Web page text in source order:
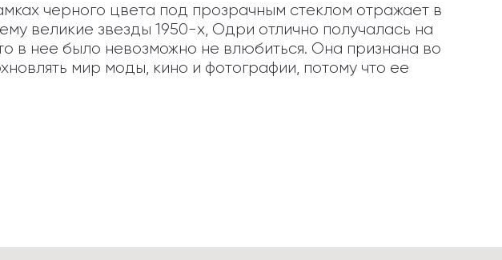
черного цвета под прозрачным стеклом отражает в
великие звезды 1950-х, Одри отлично получалась на
в нее было невозможно не влюбиться. Она признана во
мир моды, кино и фотографии, потому что ее